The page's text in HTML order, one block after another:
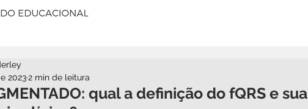
qual a definição do fQRS e sua
20232 min de leitura